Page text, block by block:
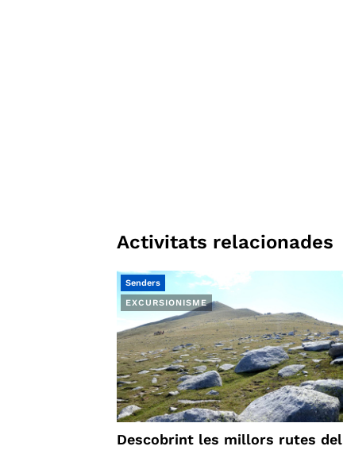
Activitats relacionades
EXCURSIONISME
Senders
Descobrint les millors rutes del